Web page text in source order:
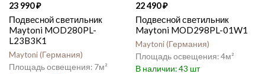
23 990
Подвесной светильник
Maytoni MOD280PL-
L23B3K1
Maytoni Германия
7
22 490
Подвесной светильник
Maytoni MOD298PL-01W1
Maytoni Германия
4
43